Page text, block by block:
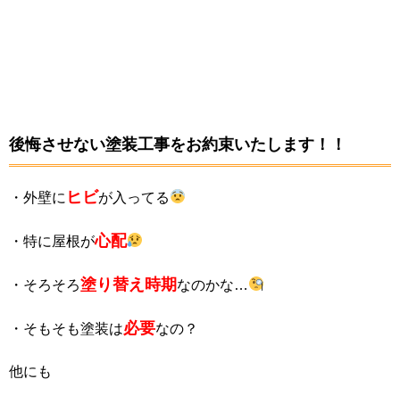
後悔させない塗装工事をお約束いたします！！
・外壁に ヒビが入ってる
・特に屋根が心配
・そろそろ塗り替え時期なのかな…
・そもそも塗装は必要なの？
他にも